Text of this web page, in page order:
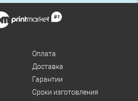
Оплата
Доставка
Гарантии
Сроки изготовления